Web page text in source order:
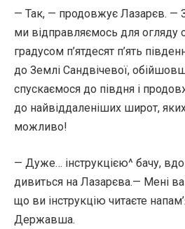
— Так, — продовжує Лазарєв. —
ми відправляємось для огляду
градусом п’ятдесят п’ять
до Землі Сандвічевої,
спускаємося до півдня і
до найвіддаленіших широт,
можливо!
— Дуже… інструкцією^ бачу,
дивиться на Лазарєва.— Мені
що ви інструкцію читаєте
Державша.